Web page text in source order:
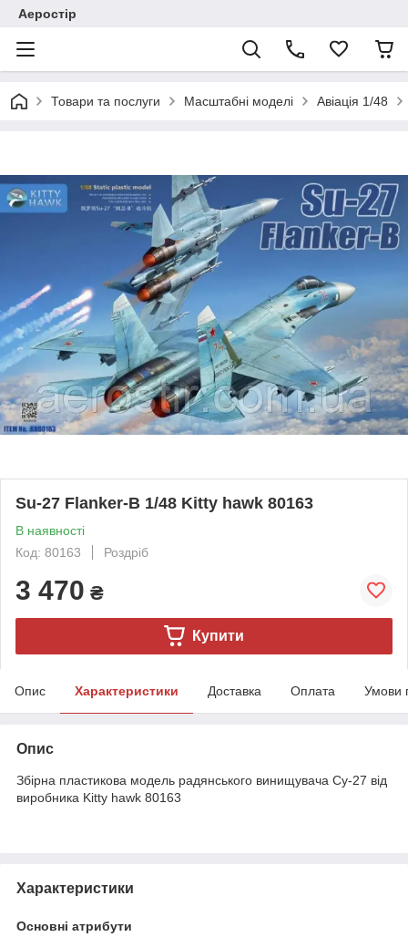
Аеростір
Товари та послуги Масштабні моделі Авіація 1/48
Su-27 Flanker-B 1/48 Kitty hawk 80163
В наявності
Код: 80163
Роздріб
3 470 ₴
Купити
Опис Характеристики Доставка Оплата Умови
Опис
Збірна пластикова модель радянського винищувача Су-27 від
виробника Kitty hawk 80163
Характеристики
Основні атрибути